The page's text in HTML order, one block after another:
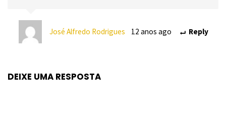
José Alfredo Rodrigues 12 anos ago Reply
DEIXE UMA RESPOSTA